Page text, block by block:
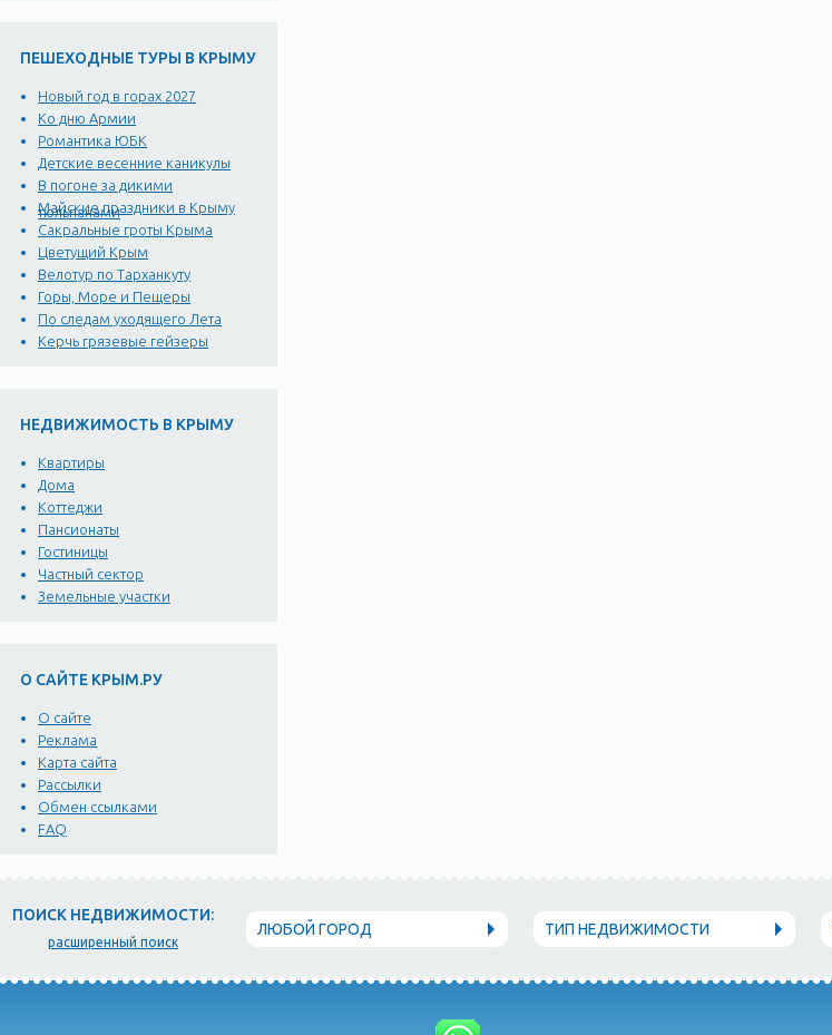
ПЕШЕХОДНЫЕ ТУРЫ В КРЫМУ
Новый год в горах 2027
Ко дню Армии
Романтика ЮБК
Детские весенние каникулы
В погоне за дикими
тюльпанами
Майские праздники в Крыму
Сакральные гроты Крыма
Цветущий Крым
Велотур по Тарханкуту
Горы, Море и Пещеры
По следам уходящего Лета
Керчь грязевые гейзеры
НЕДВИЖИМОСТЬ В КРЫМУ
Квартиры
Дома
Коттеджи
Пансионаты
Гостиницы
Частный сектор
Земельные участки
О САЙТЕ КРЫМ.РУ
О сайте
Реклама
Карта сайта
Рассылки
Обмен ссылками
FAQ
ПОИСК НЕДВИЖИМОСТИ:
расширенный поиск
ЛЮБОЙ ГОРОД ТИП НЕДВИЖИМОСТИ